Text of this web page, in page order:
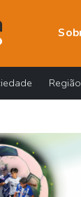
Região